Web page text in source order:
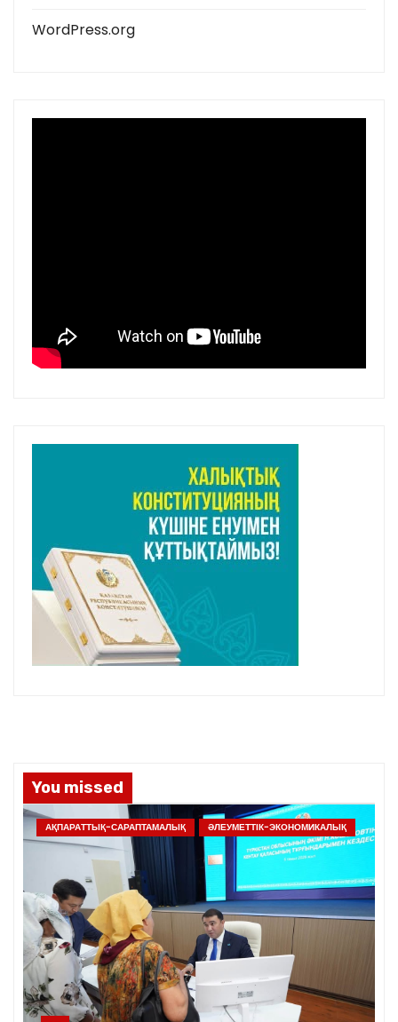
WordPress.org
You missed
АҚПАРАТТЫҚ-САРАПТАМАЛЫҚ ӘЛЕУМЕТТІК-ЭКОНОМИКАЛЫҚ